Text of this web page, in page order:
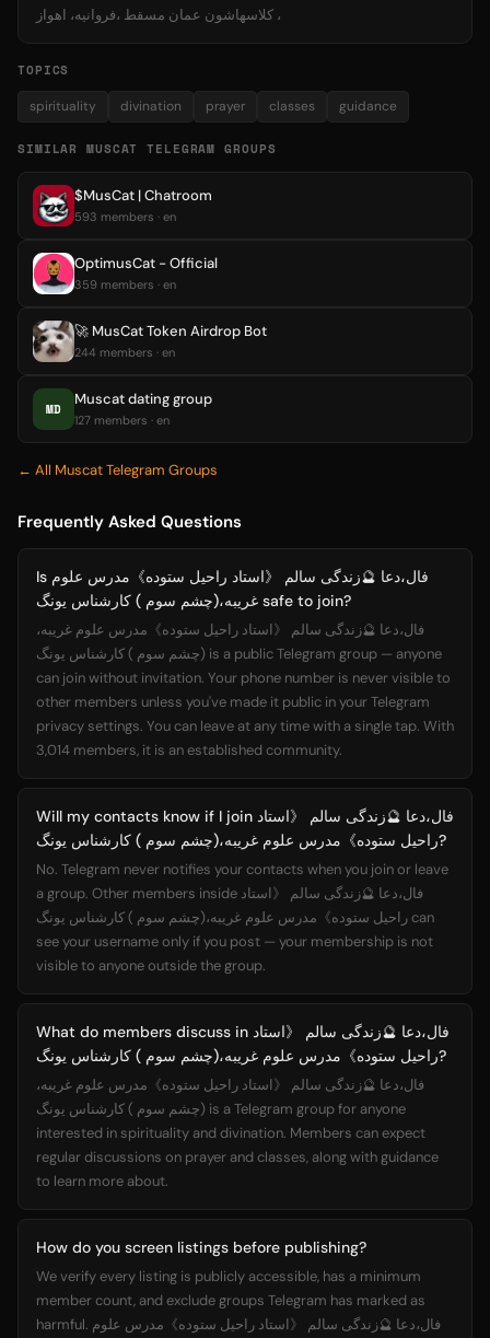
کلاسهاشون عمان مسقط ،فروانیه، اهواز ،
TOPICS
spirituality divination prayer classes guidance
SIMILAR MUSCAT TELEGRAM GROUPS
$MusCat | Chatroom
593 members · en
OptimusCat - Official
359 members · en
🚀 MusCat Token Airdrop Bot
244 members · en
MD
Muscat dating group
127 members · en
← All Muscat Telegram Groups
Frequently Asked Questions
Is فال،دعا 🔮زندگی سالم 《استاد راحیل ستوده》مدرس علوم
غریبه،(چشم سوم ) کارشناس یونگ safe to join?
فال،دعا 🔮زندگی سالم 《استاد راحیل ستوده》مدرس علوم غریبه،
(چشم سوم ) کارشناس یونگ is a public Telegram group — anyone
can join without invitation. Your phone number is never visible to
other members unless you've made it public in your Telegram
privacy settings. You can leave at any time with a single tap. With
3,014 members, it is an established community.
Will my contacts know if I join فال،دعا 🔮زندگی سالم 《استاد
راحیل ستوده》مدرس علوم غریبه،(چشم سوم ) کارشناس یونگ?
No. Telegram never notifies your contacts when you join or leave
a group. Other members inside فال،دعا 🔮زندگی سالم 《استاد
راحیل ستوده》مدرس علوم غریبه،(چشم سوم ) کارشناس یونگ can
see your username only if you post — your membership is not
visible to anyone outside the group.
What do members discuss in فال،دعا 🔮زندگی سالم 《استاد
راحیل ستوده》مدرس علوم غریبه،(چشم سوم ) کارشناس یونگ?
فال،دعا 🔮زندگی سالم 《استاد راحیل ستوده》مدرس علوم غریبه،
(چشم سوم ) کارشناس یونگ is a Telegram group for anyone
interested in spirituality and divination. Members can expect
regular discussions on prayer and classes, along with guidance
to learn more about.
How do you screen listings before publishing?
We verify every listing is publicly accessible, has a minimum
member count, and exclude groups Telegram has marked as
harmful. فال،دعا 🔮زندگی سالم 《استاد راحیل ستوده》مدرس علوم